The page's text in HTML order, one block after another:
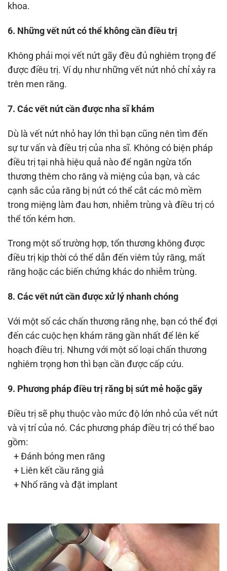
khoa.
6. Những vết nứt có thể không cần điều trị
Không phải mọi vết nứt gãy đều đủ nghiêm trọng để
được điều trị. Ví dụ như những vết nứt nhỏ chỉ xảy ra
trên men răng.
7. Các vết nứt cần được nha sĩ khám
Dù là vết nứt nhỏ hay lớn thì bạn cũng nên tìm đến
sự tư vấn và điều trị của nha sĩ. Không có biện pháp
điều trị tại nhà hiệu quả nào để ngăn ngừa tổn
thương thêm cho răng và miệng của bạn, và các
cạnh sắc của răng bị nứt có thể cắt các mô mềm
trong miệng làm đau hơn, nhiễm trùng và điều trị có
thể tốn kém hơn.
Trong một số trường hợp, tổn thương không được
điều trị kịp thời có thể dẫn đến viêm tủy răng, mất
răng hoặc các biến chứng khác do nhiễm trùng.
8. Các vết nứt cần được xử lý nhanh chóng
Với một số các chấn thương răng nhẹ, bạn có thể đợi
đến các cuộc hẹn khám răng gần nhất để lên kế
hoạch điều trị. Nhưng với một số loại chấn thương
nghiêm trọng hơn thì bạn cần được cấp cứu.
9. Phương pháp điều trị răng bị sứt mẻ hoặc gãy
Điều trị sẽ phụ thuộc vào mức độ lớn nhỏ của vết nứt
và vị trí của nó. Các phương pháp điều trị có thể bao
gồm:
+ Đánh bóng men răng
+ Liên kết cầu răng giả
+ Nhổ răng và đặt implant